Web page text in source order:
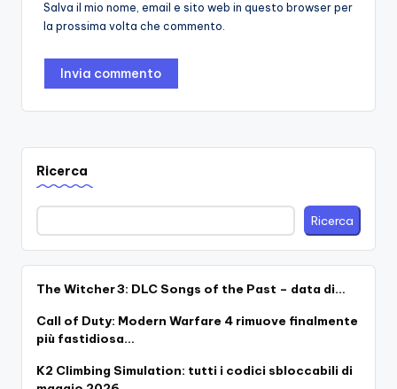
Salva il mio nome, email e sito web in questo browser per
la prossima volta che commento.
Ricerca
Ricerca
The Witcher 3: DLC Songs of the Past – data di…
Call of Duty: Modern Warfare 4 rimuove finalmente
più fastidiosa…
K2 Climbing Simulation: tutti i codici sbloccabili di